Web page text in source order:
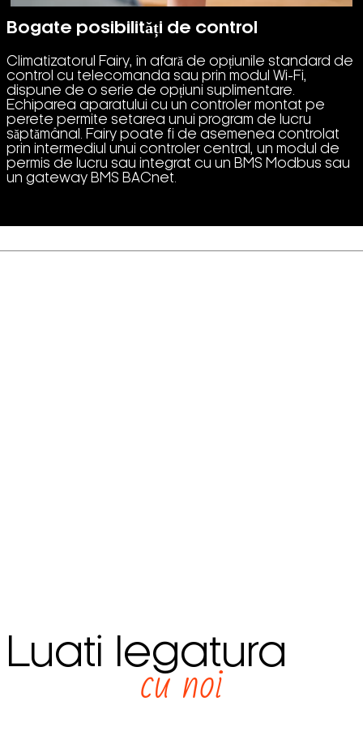
Bogate posibilități de control
Climatizatorul Fairy, în afară de opțiunile standard de
control cu telecomanda sau prin modul Wi-Fi,
dispune de o serie de opțiuni suplimentare.
Echiparea aparatului cu un controler montat pe
perete permite setarea unui program de lucru
săptămânal. Fairy poate fi de asemenea controlat
prin intermediul unui controler central, un modul de
permis de lucru sau integrat cu un BMS Modbus sau
un gateway BMS BACnet.
Luati legatura
cu noi